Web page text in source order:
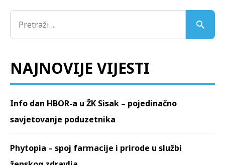
NAJNOVIJE VIJESTI
Info dan HBOR-a u ŽK Sisak – pojedinačno
savjetovanje poduzetnika
Phytopia – spoj farmacije i prirode u službi